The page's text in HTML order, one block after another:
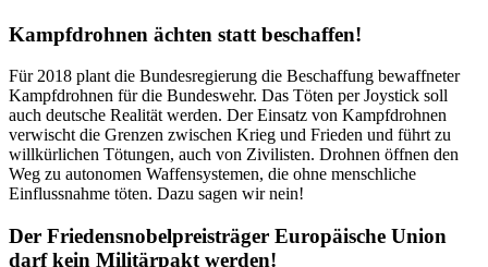
Kampfdrohnen ächten statt beschaffen!
Für 2018 plant die Bundesregierung die Beschaffung bewaffneter
Kampfdrohnen für die Bundeswehr. Das Töten per Joystick soll
auch deutsche Realität werden. Der Einsatz von Kampfdrohnen
verwischt die Grenzen zwischen Krieg und Frieden und führt zu
willkürlichen Tötungen, auch von Zivilisten. Drohnen öffnen den
Weg zu autonomen Waffensystemen, die ohne menschliche
Einflussnahme töten. Dazu sagen wir nein!
Der Friedensnobelpreisträger Europäische Union
darf kein Militärpakt werden!